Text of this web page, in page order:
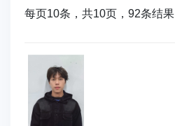
每页10条，共10页，92条结果